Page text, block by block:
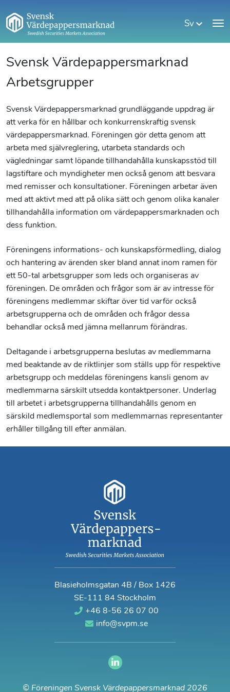
Sv
Svensk Värdepappersmarknad
Arbetsgrupper
Svensk Värdepappersmarknad grundläggande uppdrag är
att verka för en hållbar och konkurrenskraftig svensk
värdepappersmarknad. Föreningen gör detta genom att
arbeta med självreglering, utarbeta standards och
vägledningar samt löpande tillhandahålla kunskapsstöd till
lagstiftare och myndigheter men också genom att besvara
med remisser och konsultationer. Föreningen arbetar även
med att aktivt med att på olika sätt och genom olika kanaler
tillhandahålla information om värdepappersmarknaden och
dess funktion.
Föreningens informations- och kunskapsförmedling, dialog
och hantering av ärenden sker bland annat inom ramen för
ett 50-tal arbetsgrupper som leds och organiseras av
föreningen. De områden och frågor som är av intresse för
föreningens medlemmar skiftar över tid varför också
arbetsgrupperna och de områden och frågor dessa
behandlar också med jämna mellanrum förändras.
Deltagande i arbetsgrupperna beslutas av medlemmarna
med beaktande av de riktlinjer som ställs upp för respektive
arbetsgrupp och meddelas föreningens kansli genom av
medlemmarna särskilt utsedda kontaktpersoner. Underlag
till arbetet i arbetsgrupperna tillhandahålls genom en
särskild medlemsportal som medlemmarnas representanter
erhåller tillgång till efter anmälan.
Blasieholmsgatan 4B / Box 1426
SE-111 84 Stockholm
+46 8-56 26 07 00
info@svpm.se
© Föreningen Svensk Värdepappersmarknad 2026